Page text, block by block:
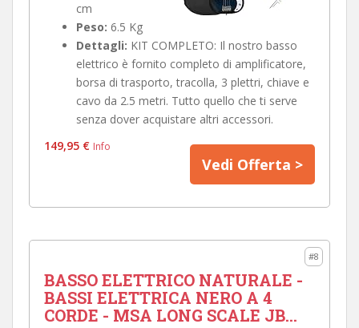
cm
Peso: 6.5 Kg
Dettagli: KIT COMPLETO: Il nostro basso
elettrico è fornito completo di amplificatore,
borsa di trasporto, tracolla, 3 plettri, chiave e
cavo da 2.5 metri. Tutto quello che ti serve
senza dover acquistare altri accessori.
149,95 € Info
Vedi Offerta >
#8
BASSO ELETTRICO NATURALE -
BASSI ELETTRICA NERO A 4
CORDE - MSA LONG SCALE JB...